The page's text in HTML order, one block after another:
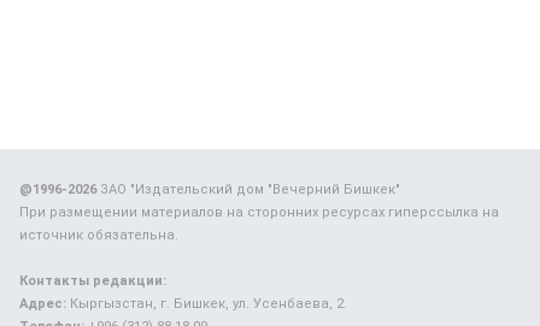
@1996-2026ЗАО "Издательский дом "Вечерний Бишкек"
При размещении материалов на сторонних ресурсах гиперссылка на
источник обязательна.
Контакты редакции:
Адрес: Кыргызстан, г. Бишкек, ул. Усенбаева, 2.